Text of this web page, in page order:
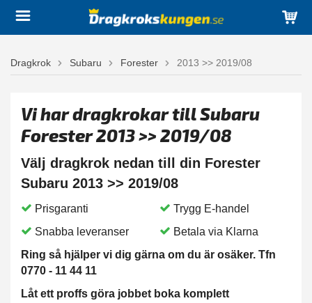
Dragkrok Subaru Forester 2013 >> 2019/08
Vi har dragkrokar till Subaru
Forester 2013 >> 2019/08
Välj dragkrok nedan till din Forester
Subaru 2013 >> 2019/08
Prisgaranti
Trygg E-handel
Snabba leveranser
Betala via Klarna
Ring så hjälper vi dig gärna om du är osäker. Tfn
0770 - 11 44 11
Låt ett proffs göra jobbet boka komplett